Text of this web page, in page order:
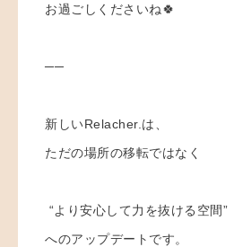
お過ごしくださいね🍀
──
新しいRelacher.は、
ただの場所の移転ではなく
“より安心して力を抜ける空間”
へのアップデートです。